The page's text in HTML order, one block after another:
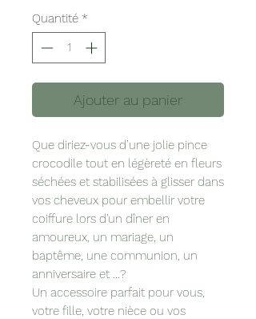
Quantité *
Ajouter au panier
Que diriez-vous d’une jolie pince
crocodile tout en légèreté en fleurs
séchées et stabilisées à glisser dans
vos cheveux pour embellir votre
coiffure lors d'un dîner en
amoureux, un mariage, un
baptême, une communion, un
anniversaire et ...?
Un accessoire parfait pour vous,
votre fille, votre nièce ou vos